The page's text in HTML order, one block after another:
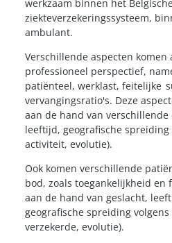
werkzaam binnen het
ziekteverzekeringssysteem,
ambulant.
Verschillende aspecten komen
professioneel perspectief,
patiënteel, werklast, feitelijke
vervangingsratio's. Deze
aan de hand van verschillende
leeftijd, geografische
activiteit, evolutie).
Ook komen verschillende
bod, zoals toegankelijkheid en
aan de hand van geslacht,
geografische spreiding
verzekerde, evolutie).